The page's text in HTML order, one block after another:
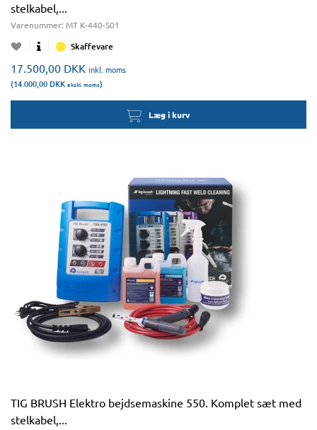
stelkabel,...
Varenummer: MT K-440-S01
Skaffevare
17.500,00 DKK inkl. moms
(14.000,00 DKK ekskl. moms)
Læg i kurv
TIG BRUSH Elektro bejdsemaskine 550. Komplet sæt med
stelkabel,...